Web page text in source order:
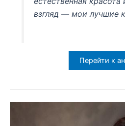
взгляд — мои лучшие
Перейти к